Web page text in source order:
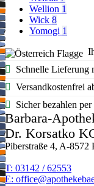
Wellion 1
Wick 8
Yomogi 1
Schnelle Lieferung
Versandkostenfrei
Sicher bezahlen
Barbara-
Dr. Korsatko
Piberstraße 4, A-8572
T: 03142 / 62553
E: